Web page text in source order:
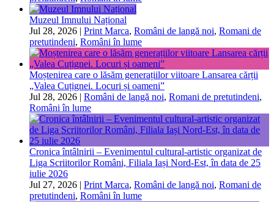
Muzeul Imnului Național
Jul 28, 2026
Print Marca, Români de langă noi, Romani de
pretutindeni, Români în lume
Moștenirea care o lăsăm generațiilor viitoare Lansarea cărții
„Valea Cuțignei. Locuri și oameni”
Jul 28, 2026
Români de langă noi, Romani de pretutindeni,
Români în lume
Cronica întâlnirii – Evenimentul cultural-artistic organizat de
Liga Scriitorilor Români, Filiala Iași Nord-Est, în data de 25
iulie 2026
Jul 27, 2026
Print Marca, Români de langă noi, Romani de
pretutindeni, Români în lume